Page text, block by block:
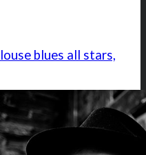
blues all stars,